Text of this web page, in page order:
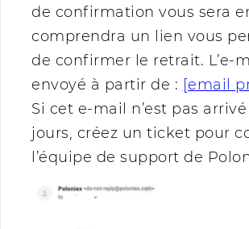
de confirmation vous sera
comprendra un lien vous
de confirmer le retrait. L’e-
envoyé à partir de : [email
Si cet e-mail n’est pas
jours, créez un ticket pour
l’équipe de support de